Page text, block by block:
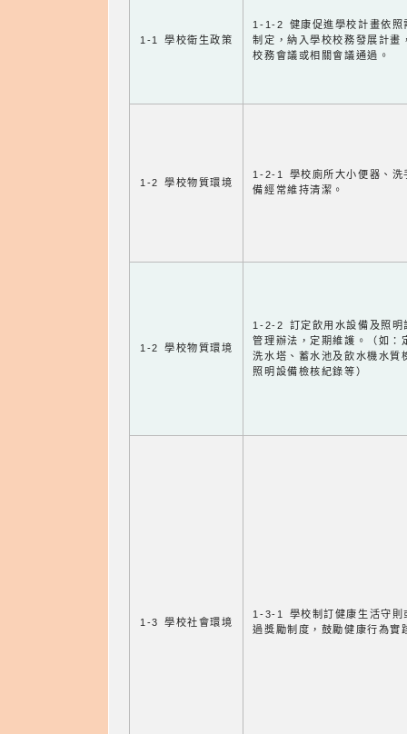
1-1 學校衛生政策
1-1-2 健康促進學校計畫依照
制定，納入學校校務發展計畫
校務會議或相關會議通過。
1-2 學校物質環境
1-2-1 學校廁所大小便器、洗
備經常維持清潔。
1-2 學校物質環境
1-2-2 訂定飲用水設備及照明
管理辦法，定期維護。（如：
洗水塔、蓄水池及飲水機水質
照明設備檢核紀錄等）
1-3 學校社會環境
1-3-1 學校制訂健康生活守則
過獎勵制度，鼓勵健康行為實